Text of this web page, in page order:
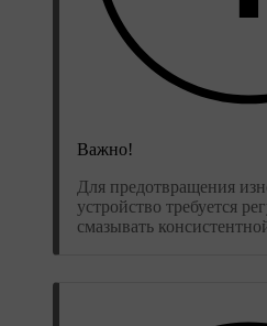
Важно!
Для предотвращения
устройство требуется
смазывать